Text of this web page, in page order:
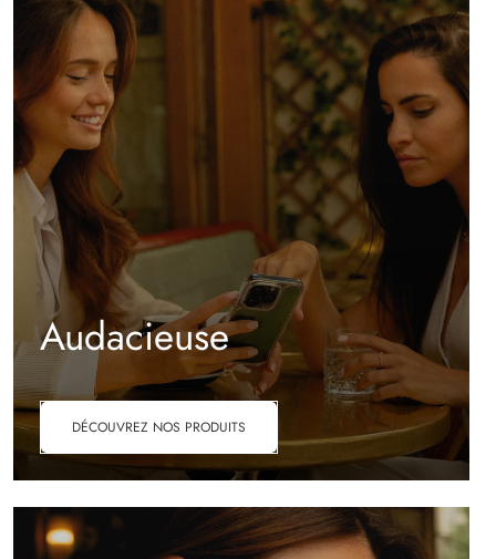
Audacieuse
DÉCOUVREZ NOS PRODUITS